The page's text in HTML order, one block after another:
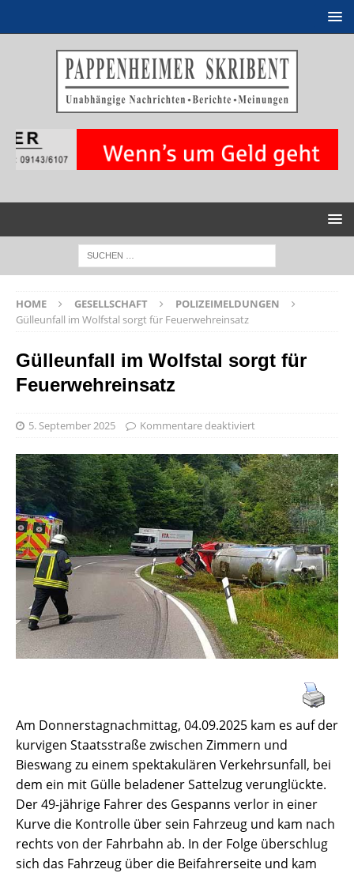
HOME GESELLSCHAFT
POLIZEIMELDUNGEN
Gülleunfall im Wolfstal sorgt für Feuerwehreinsatz
Gülleunfall im Wolfstal sorgt für
Feuerwehreinsatz
5. September 2025 Kommentare deaktiviert
Am Donnerstagnachmittag, 04.09.2025 kam es auf der
kurvigen Staatsstraße zwischen Zimmern und
Bieswang zu einem spektakulären Verkehrsunfall, bei
dem ein mit Gülle beladener Sattelzug verunglückte.
Der 49-jährige Fahrer des Gespanns verlor in einer
Kurve die Kontrolle über sein Fahrzeug und kam nach
rechts von der Fahrbahn ab. In der Folge überschlug
sich das Fahrzeug über die Beifahrerseite und kam